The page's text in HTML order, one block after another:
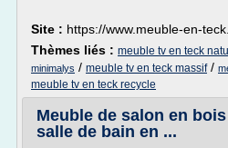
Site : https://www.meuble-en-
Thèmes liés : meuble tv en teck
minimalys / meuble tv en teck massif/
meuble tv en teck recycle
Meuble de salon en
salle de bain en ...